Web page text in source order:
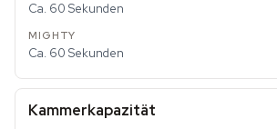
Ca. 60 Sekunden
Ca. 60 Sekunden
Kammerkapazität